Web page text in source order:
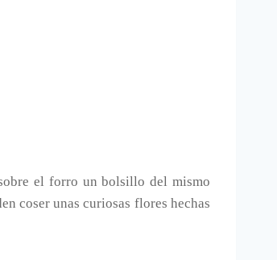
el forro un bolsillo del mismo
coser unas curiosas flores hechas